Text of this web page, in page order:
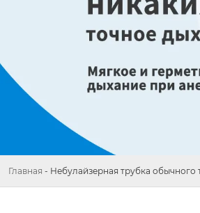
Главная - Небулайзерная трубка обычного